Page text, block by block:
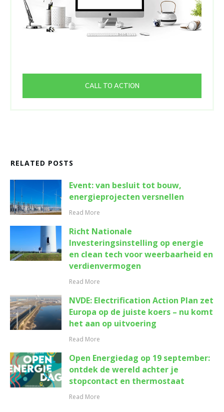
CALL TO ACTION
RELATED POSTS
Event: van besluit tot bouw,
energieprojecten versnellen
Read More
Richt Nationale
Investeringsinstelling op energie
en clean tech voor weerbaarheid en
verdienvermogen
Read More
NVDE: Electrification Action Plan zet
Europa op de juiste koers – nu komt
het aan op uitvoering
Read More
Open Energiedag op 19 september:
ontdek de wereld achter je
stopcontact en thermostaat
Read More